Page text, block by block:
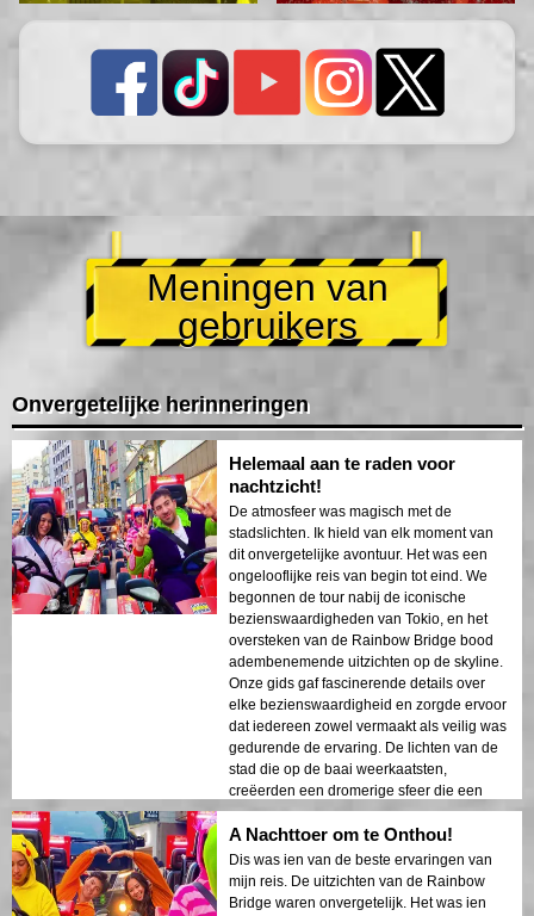
Meningen van
gebruikers
Onvergetelijke herinneringen
Helemaal aan te raden voor
nachtzicht!
De atmosfeer was magisch met de
stadslichten. Ik hield van elk moment van
dit onvergetelijke avontuur. Het was een
ongelooflijke reis van begin tot eind. We
begonnen de tour nabij de iconische
bezienswaardigheden van Tokio, en het
oversteken van de Rainbow Bridge bood
adembenemende uitzichten op de skyline.
Onze gids gaf fascinerende details over
elke bezienswaardigheid en zorgde ervoor
dat iedereen zowel vermaakt als veilig was
gedurende de ervaring. De lichten van de
stad die op de baai weerkaatsten,
creëerden een dromerige sfeer die een
blijvende indruk achterliet. Deze tour is
ideaal voor eerste bezoekers die een mix
van avontuur en sightseeing willen. Het
contrast tussen de moderne structuren van
Tokio en de historische gebieden werd
A Nachttoer om te Onthou!
Dis was ien van de beste ervaringen van
mijn reis. De uitzichten van de Rainbow
Bridge waren onvergetelijk. Het was ien